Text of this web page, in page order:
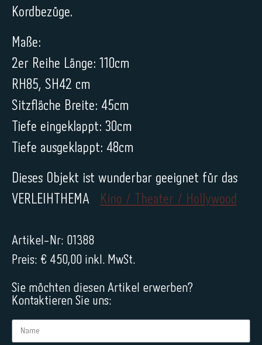
Kordbezüge.
Maße:
2er Reihe Länge: 110cm
RH85, SH42 cm
Sitzfläche Breite: 45cm
Tiefe eingeklappt: 30cm
Tiefe ausgeklappt: 48cm
Dieses Objekt ist wunderbar geeignet für das
VERLEIHTHEMA
Kino / Theater / Hollywood
Artikel-Nr: 01388
Preis: € 450,00 inkl. MwSt.
Sie möchten diesen Artikel erwerben?
Kontaktieren Sie uns: